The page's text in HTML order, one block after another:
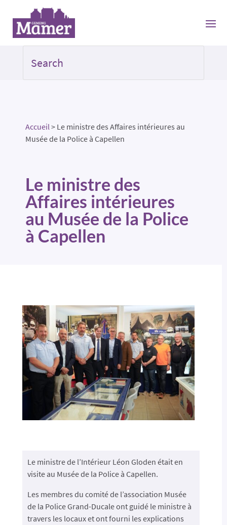
Accueil> Le ministre des Affaires intérieures au
Musée de la Police à Capellen
Le ministre des
Affaires intérieures
au Musée de la Police
à Capellen
Le ministre de l’Intérieur Léon Gloden était en
visite au Musée de la Police à Capellen.
Les membres du comité de l’association Musée
de la Police Grand-Ducale ont guidé le ministre à
travers les locaux et ont fourni les explications